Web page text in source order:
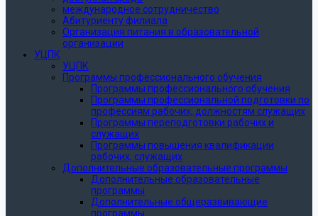
международное сотрудничество
Абитуриенту филиала
Организация питания в образовательной
организации
УЦПК
УЦПК
Программы профессионального обучения
Программы профессионального обучения
Программы профессиональной подготовки по
профессиям рабочих, должностям служащих
Программы переподготовки рабочих и
служащих
Программы повышения квалификации
рабочих, служащих
Дополнительные образовательные программы
Дополнительные образовательные
программы
Дополнительные общеразвивающие
программы